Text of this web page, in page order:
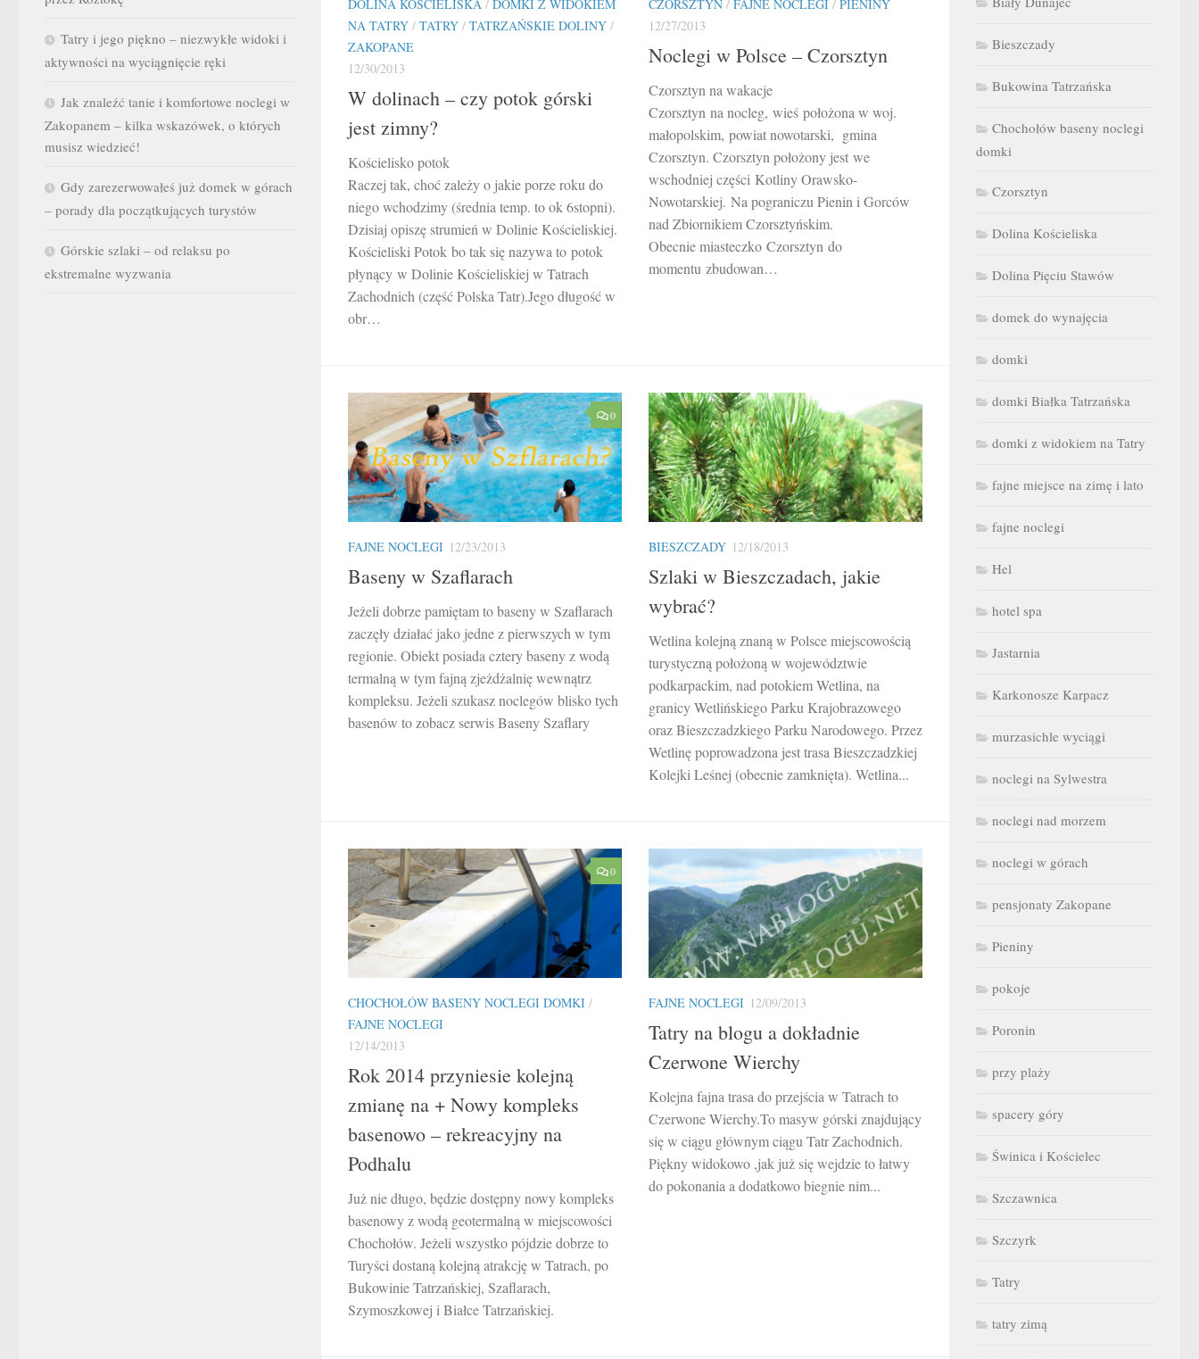
DOLINA KOŚCIELISKA / DOMKI Z WIDOKIEM
NA TATRY / TATRY / TATRZAŃSKIE DOLINY /
ZAKOPANE
12/30/2013
W dolinach – czy potok górski
jest zimny?
Kościelisko potok
Raczej tak, choć zależy o jakie porze roku do
niego wchodzimy (średnia temp. to ok 6stopni).
Dzisiaj opiszę strumień w Dolinie Kościeliskiej.
Kościeliski Potok bo tak się nazywa to potok
płynący w Dolinie Kościeliskiej w Tatrach
Zachodnich (część Polska Tatr).Jego długość w
obr…
CZORSZTYN / FAJNE NOCLEGI / PIENINY
12/27/2013
Noclegi w Polsce – Czorsztyn
Czorsztyn na wakacje
Czorsztyn na nocleg, wieś położona w woj.
małopolskim, powiat nowotarski, gmina
Czorsztyn. Czorsztyn położony jest we
wschodniej części Kotliny Orawsko-
Nowotarskiej. Na pograniczu Pienin i Gorców
nad Zbiornikiem Czorsztyńskim.
Obecnie miasteczko Czorsztyn do
momentu zbudowan…
0
FAJNE NOCLEGI 12/23/2013
Baseny w Szaflarach
Jeżeli dobrze pamiętam to baseny w Szaflarach
zaczęły działać jako jedne z pierwszych w tym
regionie. Obiekt posiada cztery baseny z wodą
termalną w tym fajną zjeżdżalnię wewnątrz
kompleksu. Jeżeli szukasz noclegów blisko tych
basenów to zobacz serwis Baseny Szaflary
BIESZCZADY 12/18/2013
Szlaki w Bieszczadach, jakie
wybrać?
Wetlina kolejną znaną w Polsce miejscowością
turystyczną położoną w województwie
podkarpackim, nad potokiem Wetlina, na
granicy Wetlińskiego Parku Krajobrazowego
oraz Bieszczadzkiego Parku Narodowego. Przez
Wetlinę poprowadzona jest trasa Bieszczadzkiej
Kolejki Leśnej (obecnie zamknięta). Wetlina...
0
CHOCHOŁÓW BASENY NOCLEGI DOMKI /
FAJNE NOCLEGI
12/14/2013
Rok 2014 przyniesie kolejną
zmianę na + Nowy kompleks
basenowo – rekreacyjny na
Podhalu
Już nie długo, będzie dostępny nowy kompleks
basenowy z wodą geotermalną w miejscowości
Chochołów. Jeżeli wszystko pójdzie dobrze to
Turyści dostaną kolejną atrakcję w Tatrach, po
Bukowinie Tatrzańskiej, Szaflarach,
Szymoszkowej i Białce Tatrzańskiej.
FAJNE NOCLEGI 12/09/2013
Tatry na blogu a dokładnie
Czerwone Wierchy
Kolejna fajna trasa do przejścia w Tatrach to
Czerwone Wierchy.To masyw górski znajdujący
się w ciągu głównym ciągu Tatr Zachodnich.
Piękny widokowo ,jak już się wejdzie to łatwy
do pokonania a dodatkowo biegnie nim...
Tatry i jego piękno – niezwykłe widoki i
aktywności na wyciągnięcie ręki
Jak znaleźć tanie i komfortowe noclegi w
Zakopanem – kilka wskazówek, o których
musisz wiedzieć!
Gdy zarezerwowałeś już domek w górach
– porady dla początkujących turystów
Górskie szlaki – od relaksu po
ekstremalne wyzwania
Bieszczady
Bukowina Tatrzańska
Chochołów baseny noclegi
domki
Czorsztyn
Dolina Kościeliska
Dolina Pięciu Stawów
domek do wynajęcia
domki
domki Białka Tatrzańska
domki z widokiem na Tatry
fajne miejsce na zimę i lato
fajne noclegi
Hel
hotel spa
Jastarnia
Karkonosze Karpacz
murzasichle wyciągi
noclegi na Sylwestra
noclegi nad morzem
noclegi w górach
pensjonaty Zakopane
Pieniny
pokoje
Poronin
przy plaży
spacery góry
Świnica i Kościelec
Szczawnica
Szczyrk
Tatry
tatry zimą